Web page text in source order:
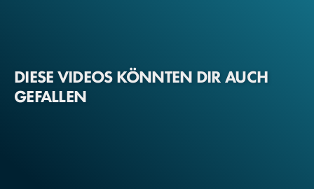
DIESE VIDEOS KÖNNTEN DIR AUCH
GEFALLEN